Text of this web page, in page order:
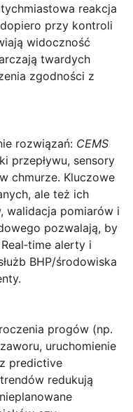
reakcja
przy kontroli
widoczność
twardych
zgodności z
rozwiązań: CEMS
przepływu, sensory
chmurze. Kluczowe
ale też ich
walidacja pomiarów i
pozwalają, by
alerty i
BHP/środowiska
progów (np.
uruchomienie
predictive
redukują